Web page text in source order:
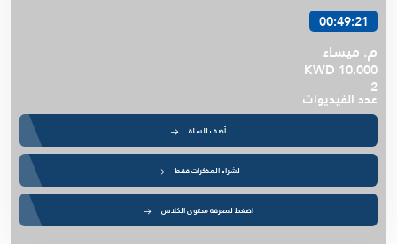
00:49:21
م. ميساء
KWD 10.000
2
عدد الفيديوات
أضف للسلة
لشراء المذكرات فقط
اضغط لمعرفة محتوى الكلاس